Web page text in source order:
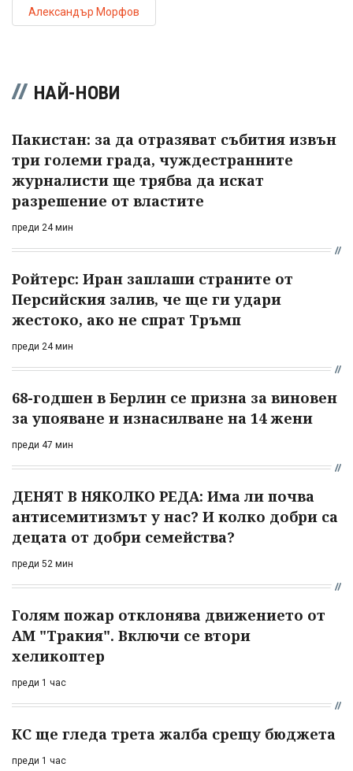
Александър Морфов
НАЙ-НОВИ
Пакистан: за да отразяват събития извън
три големи града, чуждестранните
журналисти ще трябва да искат
разрешение от властите
преди 24 мин
Ройтерс: Иран заплаши страните от
Персийския залив, че ще ги удари
жестоко, ако не спрат Тръмп
преди 24 мин
68-годшен в Берлин се призна за виновен
за упояване и изнасилване на 14 жени
преди 47 мин
ДЕНЯТ В НЯКОЛКО РЕДА: Има ли почва
антисемитизмът у нас? И колко добри са
децата от добри семейства?
преди 52 мин
Голям пожар отклонява движението от
АМ "Тракия". Включи се втори
хеликоптер
преди 1 час
КС ще гледа трета жалба срещу бюджета
преди 1 час